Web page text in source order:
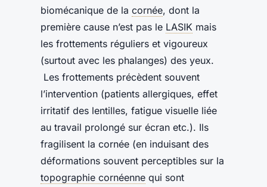
biomécanique de la cornée, dont la
première cause n’est pas le LASIK mais
les frottements réguliers et vigoureux
(surtout avec les phalanges) des yeux.
Les frottements précèdent souvent
l’intervention (patients allergiques, effet
irritatif des lentilles, fatigue visuelle liée
au travail prolongé sur écran etc.). Ils
fragilisent la cornée (en induisant des
déformations souvent perceptibles sur la
topographie cornéenne qui sont